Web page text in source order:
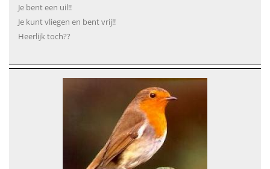
Je bent een uil!!
Je kunt vliegen en bent vrij!!
Heerlijk toch??